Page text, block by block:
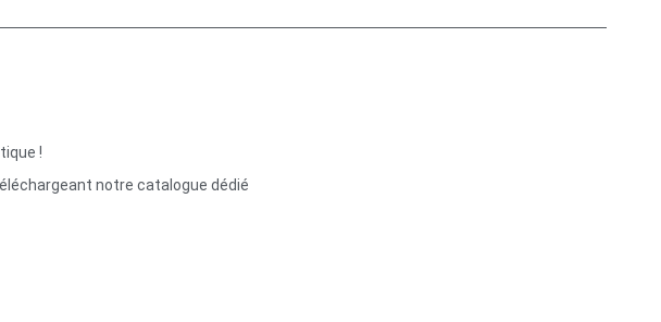
!
notre catalogue dédié